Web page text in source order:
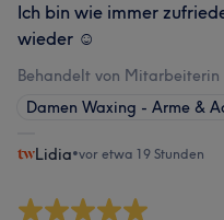
Ich bin wie immer
wieder ☺️
Behandelt von Mitarbeiterin
Damen Waxing - Arme &
Lidia•vor etwa 19 Stunden